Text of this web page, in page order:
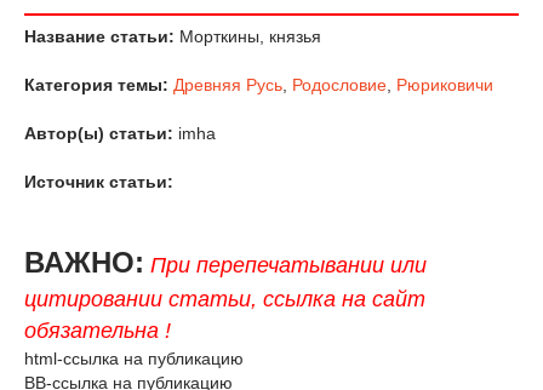
Название статьи: Морткины, князья
Категория темы: Древняя Русь Родословие Рюриковичи
Автор(ы) статьи: imha
Источник статьи:
ВАЖНО: При перепечатывании или
цитировании статьи, ссылка на сайт
обязательна !
html-ссылка на публикацию
BB-ссылка на публикацию